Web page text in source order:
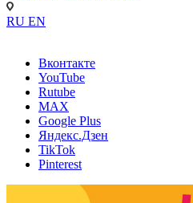
RU EN
Вконтакте
YouTube
Rutube
MAX
Google Plus
Яндекс.Дзен
TikTok
Pinterest